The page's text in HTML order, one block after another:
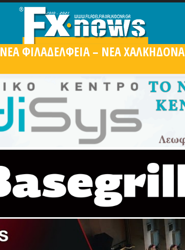
ΝΕΑ ΦΙΛΑΔΕΛΦΕΙΑ – ΝΕΑ ΧΑΛΚΗΔΟΝΑ